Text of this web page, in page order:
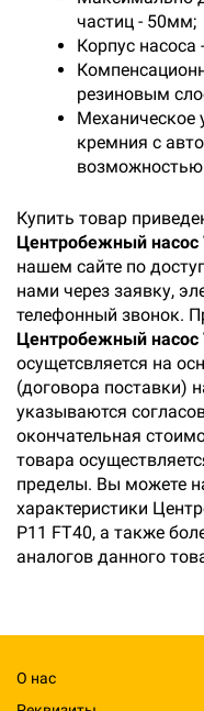
частиц - 50мм;
Корпус насоса
резиновым
Механическое
кремния с
Купить товар
Центробежный насос
нашем сайте по
нами через заявку,
телефонный звонок.
Центробежный насос
осущетсвляется на
(договора поставки)
указываются
окончательная
товара
пределы. Вы можете
характеристики
P11 FT40, а также
аналогов данного
О нас